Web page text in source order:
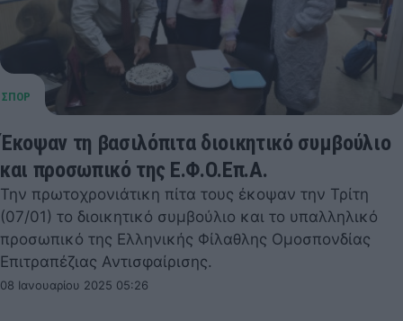
Έκοψαν τη βασιλόπιτα διοικητικό συμβούλιο
και προσωπικό της Ε.Φ.Ο.Επ.Α.
Την πρωτοχρονιάτικη πίτα τους έκοψαν την Τρίτη
(07/01) το διοικητικό συμβούλιο και το υπαλληλικό
προσωπικό της Ελληνικής Φίλαθλης Ομοσπονδίας
Επιτραπέζιας Αντισφαίρισης.
08 Ιανουαρίου 2025 05:26